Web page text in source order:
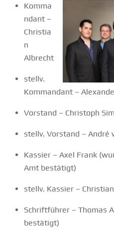
Komma
ndant –
Christia
n
Albrecht
stellv.
Kommandant –
Vorstand – Christoph
stellv. Vorstand – André
Kassier – Axel Frank
Amt bestätigt)
stellv. Kassier –
Schriftführer – Thomas
bestätigt)